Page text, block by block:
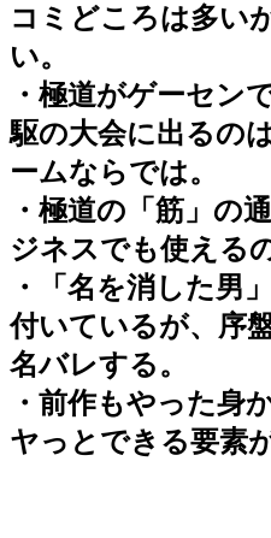
コミどころは多い
い。
・極道がゲーセン
駆の大会に出るの
ームならでは。
・極道の「筋」の
ジネスでも使える
・「名を消した男
付いているが、序
名バレする。
・前作もやった身
ヤっとできる要素